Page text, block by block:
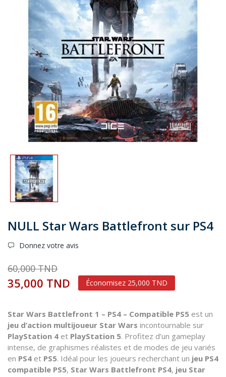
NULL Star Wars Battlefront sur PS4
Donnez votre avis
60,000 TND
35,000 TND Économisez 25,000 TND
Star Wars Battlefront 1 – PS4 – Compatible PS5 est un
jeu d’action multijoueur Star Wars incontournable sur
PlayStation 4 et PlayStation 5. Profitez d’un gameplay
intense, de graphismes réalistes et de modes de jeu variés
en PS4 et PS5. Idéal pour les joueurs recherchant un jeu PS4
compatible PS5, Star Wars Battlefront PS4, jeu Star